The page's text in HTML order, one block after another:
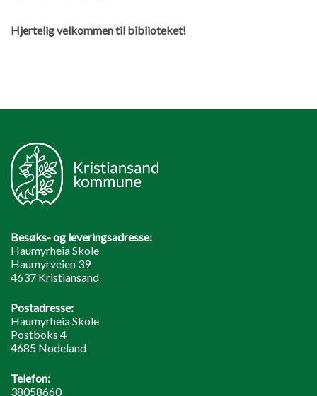
Hjertelig velkommen til biblioteket!
Besøks- og leveringsadresse:
Haumyrheia Skole
Haumyrveien 39
4637 Kristiansand
Postadresse:
Haumyrheia Skole
Postboks 4
4685 Nodeland
Telefon:
38058660